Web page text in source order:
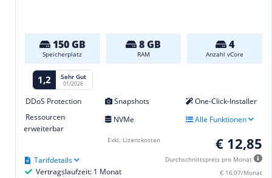
150 GB
Speicherplatz
8 GB
RAM
4
Anzahl vCore
1,2 Sehr Gut
01/2026
DDoS Protection Snapshots
One-Click-Installer
Ressourcen
erweiterbar
NVMe Alle Funktionen
€ 12,85
Durchschnittspreis pro Monat
€ 16,07/Monat
Vertragslaufzeit: 1 Monat
Tarifdetails
Exkl. Lizenzkosten